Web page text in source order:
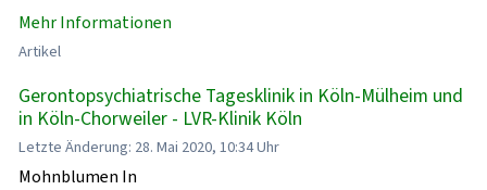
Mehr Informationen
Artikel
Gerontopsychiatrische Tagesklinik in Köln-Mülheim und
in Köln-Chorweiler - LVR-Klinik Köln
Letzte Änderung: 28. Mai 2020, 10:34 Uhr
Mohnblumen In